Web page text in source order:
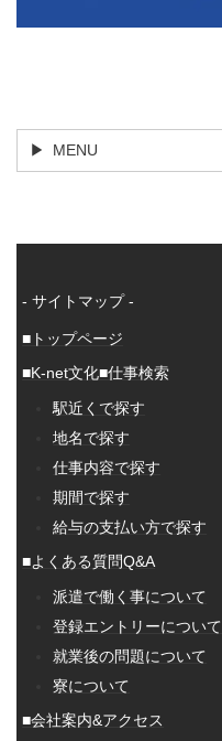
MENU
- サイトマップ -
■トップページ
■K-net文化■仕事検索
駅近くで探す
地名で探す
仕事内容で探す
期間で探す
給与の支払い方で探す
■よくある質問Q&A
派遣で働く事について
登録エントリーについて
就業後の問題について
寮について
■会社案内&アクセス